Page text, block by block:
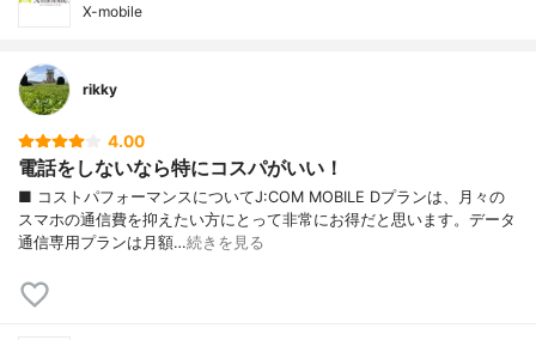
X-mobile
rikky
4.00
電話をしないなら特にコスパがいい！
■ コストパフォーマンスについてJ:COM MOBILE Dプランは、月々の
スマホの通信費を抑えたい方にとって非常にお得だと思います。データ
通信専用プランは月額…続きを見る